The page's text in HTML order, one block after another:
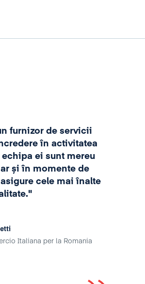
furnizor de servicii
în activitatea
ei sunt mereu
și în momente de
cele mai înalte
Italiana per la Romania